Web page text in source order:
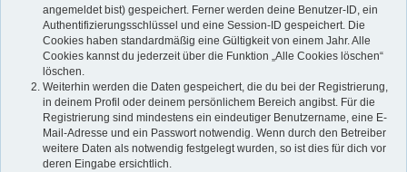
angemeldet bist) gespeichert. Ferner werden deine Benutzer-ID, ein
Authentifizierungsschlüssel und eine Session-ID gespeichert. Die
Cookies haben standardmäßig eine Gültigkeit von einem Jahr. Alle
Cookies kannst du jederzeit über die Funktion „Alle Cookies löschen“
löschen.
Weiterhin werden die Daten gespeichert, die du bei der Registrierung,
in deinem Profil oder deinem persönlichem Bereich angibst. Für die
Registrierung sind mindestens ein eindeutiger Benutzername, eine E-
Mail-Adresse und ein Passwort notwendig. Wenn durch den Betreiber
weitere Daten als notwendig festgelegt wurden, so ist dies für dich vor
deren Eingabe ersichtlich.